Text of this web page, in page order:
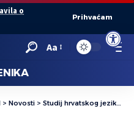
Open
o
Prihvaćam
Aa
> Novosti > Studij hrvatskog jezika i kulture u Sydneyu